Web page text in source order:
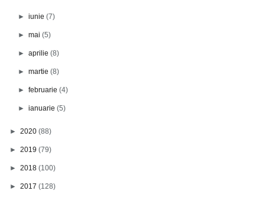
►iunie(7)
►mai(5)
►aprilie(8)
►martie(8)
►februarie(4)
►ianuarie(5)
► 2020 (88)
► 2019 (79)
► 2018 (100)
► 2017 (128)